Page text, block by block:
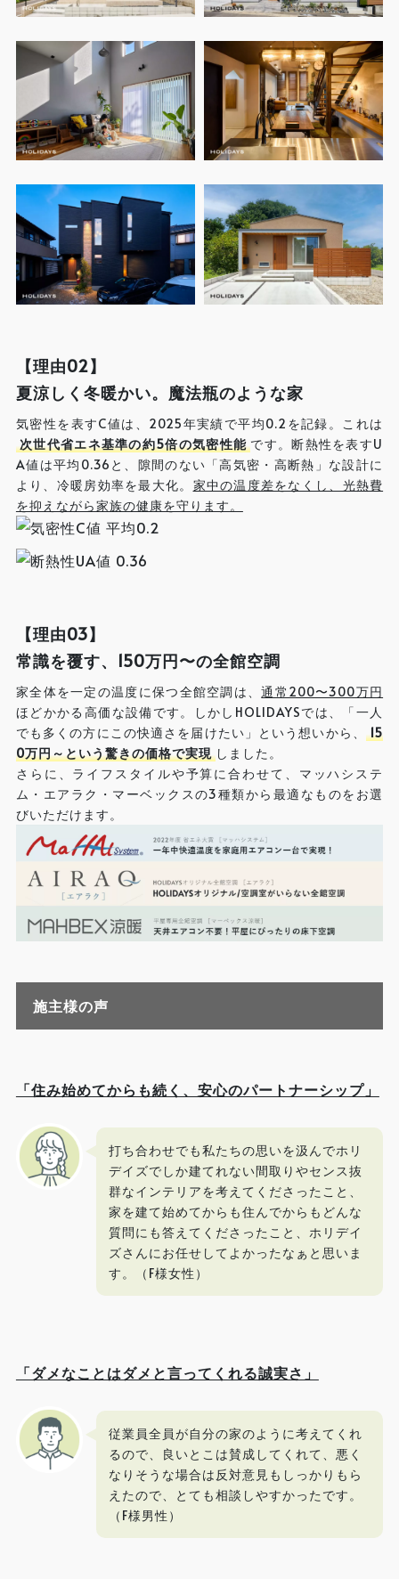
【理由02】
夏涼しく冬暖かい。魔法瓶のような家
気密性を表すC値は、2025年実績で平均0.2を記録。これは
次世代省エネ基準の約5倍の気密性能 です。断熱性を表すU
A値は平均0.36と、隙間のない「高気密・高断熱」な設計に
より、冷暖房効率を最大化。 家中の温度差をなくし、光熱費
を抑えながら家族の健康を守ります。
【理由03】
常識を覆す、150万円〜の全館空調
家全体を一定の温度に保つ全館空調は、通常200〜300万円
ほどかかる高価な設備です。しかしHOLIDAYSでは、「一人
でも多くの方にこの快適さを届けたい」という想いから、
15
0万円～という驚きの価格で実現 しました。
さらに、ライフスタイルや予算に合わせて、マッハシステ
ム・エアラク・マーベックスの3種類から最適なものをお選
びいただけます。
施主様の声
「住み始めてからも続く、安心のパートナーシップ」
打ち合わせでも私たちの思いを汲んでホリ
デイズでしか建てれない間取りやセンス抜
群なインテリアを考えてくださったこと、
家を建て始めてからも住んでからもどんな
質問にも答えてくださったこと、ホリデイ
ズさんにお任せしてよかったなぁと思いま
す。（F様女性）
「ダメなことはダメと言ってくれる誠実さ」
従業員全員が自分の家のように考えてくれ
るので、良いとこは賛成してくれて、悪く
なりそうな場合は反対意見もしっかりもら
えたので、とても相談しやすかったです。
（F様男性）